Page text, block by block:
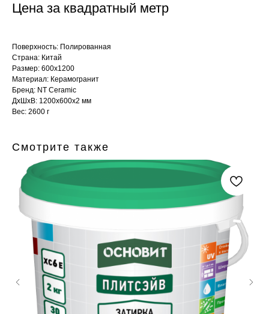
Цена за квадратный метр
Поверхность: Полированная
Страна: Китай
Размер: 600x1200
Материал: Керамогранит
Бренд: NT Ceramic
ДxШxВ: 1200x600x2 мм
Вес: 2600 г
Смотрите также